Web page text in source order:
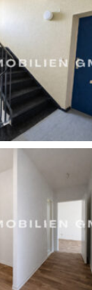
und
sowie
bei einer
auf Ihre
in